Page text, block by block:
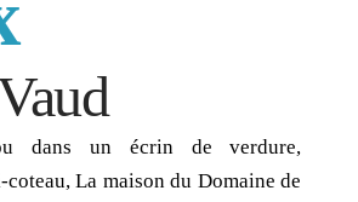
dans un écrin de verdure,
coteau, La maison du Domaine de